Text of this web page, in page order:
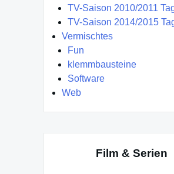
TV-Saison 2010/2011
TV-Saison 2014/2015
Vermischtes
Fun
klemmbausteine
Software
Web
Film & Serien